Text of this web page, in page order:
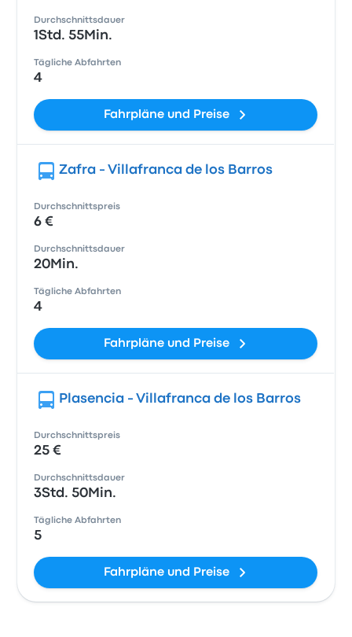
Durchschnittsdauer
1Std. 55Min.
Tägliche Abfahrten
4
Fahrpläne und Preise
Zafra - Villafranca de los Barros
Durchschnittspreis
6 €
Durchschnittsdauer
20Min.
Tägliche Abfahrten
4
Fahrpläne und Preise
Plasencia - Villafranca de los Barros
Durchschnittspreis
25 €
Durchschnittsdauer
3Std. 50Min.
Tägliche Abfahrten
5
Fahrpläne und Preise